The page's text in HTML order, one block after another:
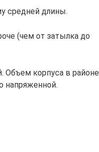
средней длины.
(чем от затылка до
Объем корпуса в районе
напряженной.